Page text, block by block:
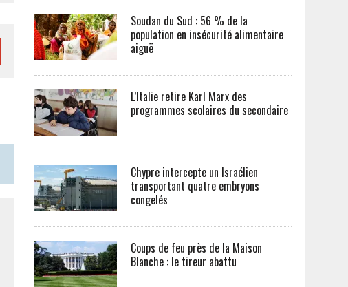
Soudan du Sud : 56 % de la
population en insécurité alimentaire
aiguë
L’Italie retire Karl Marx des
programmes scolaires du secondaire
Chypre intercepte un Israélien
transportant quatre embryons
congelés
Coups de feu près de la Maison
Blanche : le tireur abattu